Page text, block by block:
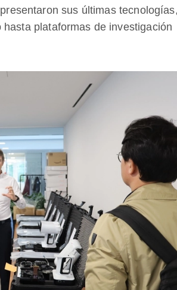
sus últimas
plataformas de investigación